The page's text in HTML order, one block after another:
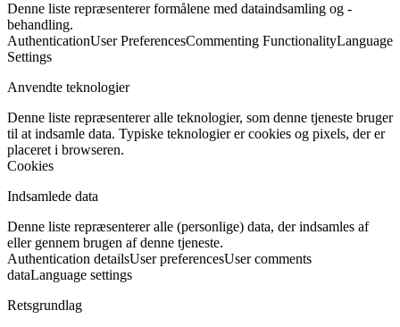
Denne liste repræsenterer formålene med dataindsamling og -
behandling.
AuthenticationUser PreferencesCommenting FunctionalityLanguage
Settings
Anvendte teknologier
Denne liste repræsenterer alle teknologier, som denne tjeneste bruger
til at indsamle data. Typiske teknologier er cookies og pixels, der er
placeret i browseren.
Cookies
Indsamlede data
Denne liste repræsenterer alle (personlige) data, der indsamles af
eller gennem brugen af denne tjeneste.
Authentication detailsUser preferencesUser comments
dataLanguage settings
Retsgrundlag